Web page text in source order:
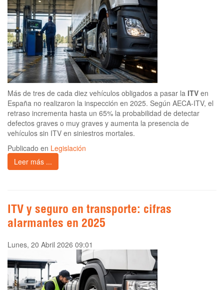
Más de tres de cada diez vehículos obligados a pasar la ITV en
España no realizaron la inspección en 2025. Según AECA-ITV, el
retraso incrementa hasta un 65% la probabilidad de detectar
defectos graves o muy graves y aumenta la presencia de
vehículos sin ITV en siniestros mortales.
Publicado en Legislación
Leer más ...
ITV y seguro en transporte: cifras
alarmantes en 2025
Lunes, 20 Abril 2026 09:01